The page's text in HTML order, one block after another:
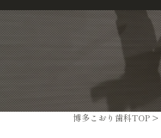
博多こおり歯科TOP >